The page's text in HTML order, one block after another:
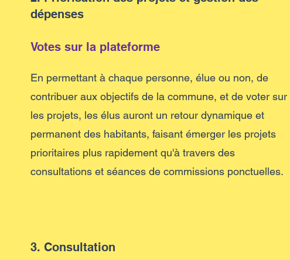
dépenses
Votes sur la plateforme
En permettant à chaque personne, élue ou non, de
contribuer aux objectifs de la commune, et de voter sur
les projets, les élus auront un retour dynamique et
permanent des habitants, faisant émerger les projets
prioritaires plus rapidement qu'à travers des
consultations et séances de commissions ponctuelles.
3. Consultation